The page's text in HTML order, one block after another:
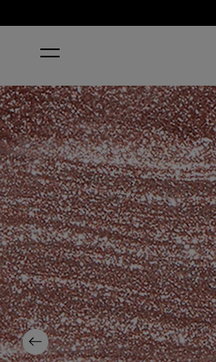
STARTSEITE INTENTIONS
Previous